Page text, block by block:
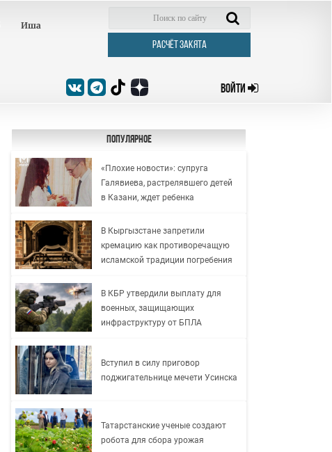
Иша
РАСЧЁТ ЗАКЯТА
ВОЙТИ
Популярное
«Плохие новости»: супруга
Галявиева, растрелявшего детей
в Казани, ждет ребенка
В Кыргызстане запретили
кремацию как противоречащую
исламской традиции погребения
В КБР утвердили выплату для
военных, защищающих
инфраструктуру от БПЛА
Вступил в силу приговор
поджигательнице мечети Усинска
Татарстанские ученые создают
робота для сбора урожая